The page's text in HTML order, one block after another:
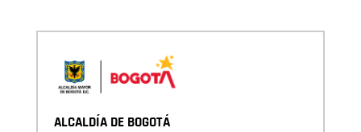
ALCALDÍA DE BOGOTÁ